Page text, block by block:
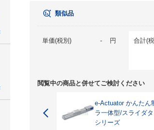
類似品
単価(税別) - 円 合計(
閲覧中の商品と併せてご検討ください
e-Actuator かんたん
ラ一体型/スライダ
シリーズ